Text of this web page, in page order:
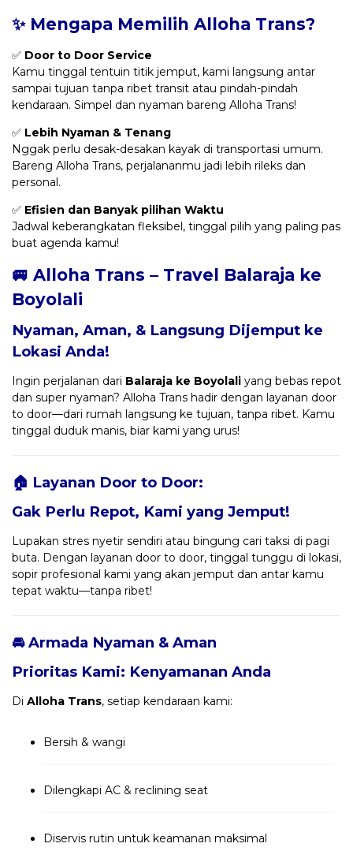
✨ Mengapa Memilih Alloha Trans?
✅ Door to Door Service
Kamu tinggal tentuin titik jemput, kami langsung antar
sampai tujuan tanpa ribet transit atau pindah-pindah
kendaraan. Simpel dan nyaman bareng Alloha Trans!
✅ Lebih Nyaman & Tenang
Nggak perlu desak-desakan kayak di transportasi umum.
Bareng Alloha Trans, perjalananmu jadi lebih rileks dan
personal.
✅ Efisien dan Banyak pilihan Waktu
Jadwal keberangkatan fleksibel, tinggal pilih yang paling pas
buat agenda kamu!
🚐 Alloha Trans – Travel Balaraja ke
Boyolali
Nyaman, Aman, & Langsung Dijemput ke
Lokasi Anda!
Ingin perjalanan dari Balaraja ke Boyolali yang bebas repot
dan super nyaman? Alloha Trans hadir dengan layanan door
to door—dari rumah langsung ke tujuan, tanpa ribet. Kamu
tinggal duduk manis, biar kami yang urus!
🏠 Layanan Door to Door:
Gak Perlu Repot, Kami yang Jemput!
Lupakan stres nyetir sendiri atau bingung cari taksi di pagi
buta. Dengan layanan door to door, tinggal tunggu di lokasi,
sopir profesional kami yang akan jemput dan antar kamu
tepat waktu—tanpa ribet!
🚘 Armada Nyaman & Aman
Prioritas Kami: Kenyamanan Anda
Di Alloha Trans, setiap kendaraan kami:
Bersih & wangi
Dilengkapi AC & reclining seat
Diservis rutin untuk keamanan maksimal